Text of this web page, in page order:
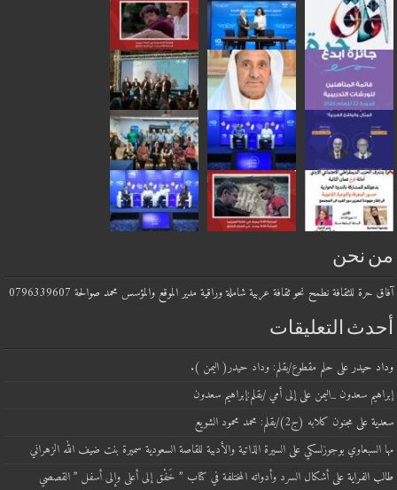
من نحن
آفاق حرة للثقافة نطمح نحو ثقافة عربية شاملة وراقية مدير الموقع والمؤسس محمد صوالحة 0796339607
أحدث التعليقات
وداد حيدر على حلم مقطوع/بقلم: وداد حيدر( اليمن ).
إبراهيم سعدون _اليمن علىإلى أمي /بقلم:إبراهيم سعدون
سعدية علىمجنون كلابه (ج2)/بقلم: محمد محمود الشويع
مها السبعاوي بوجوزلسكي علىالسيرة الذاتية والأدبية للقاصة السعودية سميرة بنت ضيف الله الزهراني
طالب الفراية علىأشكال السرد وأدواته المختلفة في كتاب ” خَفْق إلى أعلى وإلى أسفل ” القصصي